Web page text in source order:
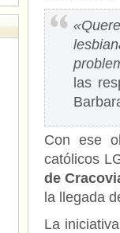
las
Con ese
católicos
de
la llegada
La